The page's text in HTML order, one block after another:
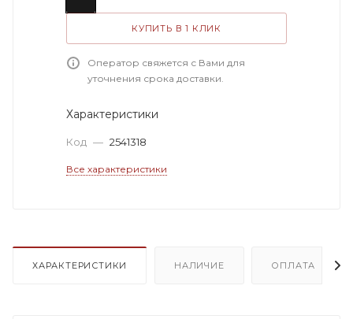
КУПИТЬ В 1 КЛИК
Оператор свяжется с Вами для
уточнения срока доставки.
Характеристики
Код — 2541318
Все характеристики
ХАРАКТЕРИСТИКИ НАЛИЧИЕ ОПЛАТА